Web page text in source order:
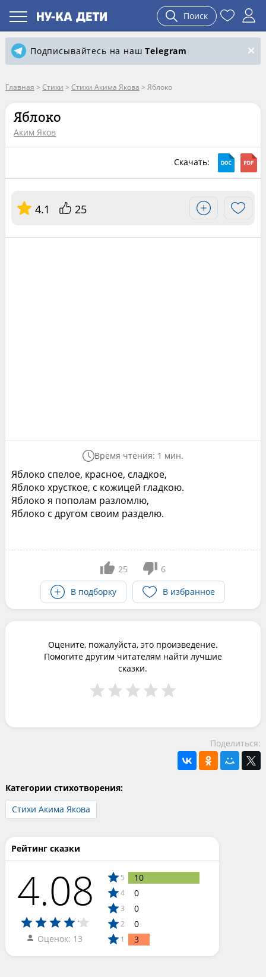
Поиск
Подписывайтесь на нашTelegram
Главная > Стихи > Стихи Акима Якова > Яблоко
Яблоко
Аким Яков
Скачать:
4.1 25
Время чтения: 1 мин.
Яблоко спелое, красное, сладкое,
Яблоко хрусткое, с кожицей гладкою.
Яблоко я пополам разломлю,
Яблоко с другом своим разделю.
25
6
В подборку
В избранное
Оцените, пожалуйста, это произведение.
Помогите другим читателям найти лучшие
сказки.
Поделиться:
Категории стихотворения:
Стихи Акима Якова
Рейтинг сказки
4.08
Оценок: 13
5 10
4 0
3 0
2 0
1 3